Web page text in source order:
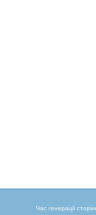
Час генерації